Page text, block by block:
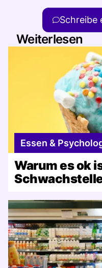
Schreibe
Weiterlesen
Essen &
Warum es ok